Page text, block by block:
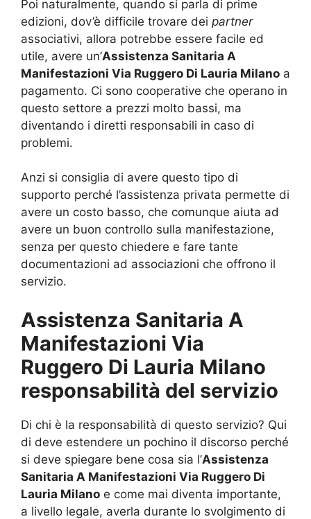
Poi naturalmente, quando si parla di prime
edizioni, dov’è difficile trovare dei partner
associativi, allora potrebbe essere facile ed
utile, avere un’Assistenza Sanitaria A
Manifestazioni Via Ruggero Di Lauria Milano a
pagamento. Ci sono cooperative che operano in
questo settore a prezzi molto bassi, ma
diventando i diretti responsabili in caso di
problemi.
Anzi si consiglia di avere questo tipo di
supporto perché l’assistenza privata permette di
avere un costo basso, che comunque aiuta ad
avere un buon controllo sulla manifestazione,
senza per questo chiedere e fare tante
documentazioni ad associazioni che offrono il
servizio.
Assistenza Sanitaria A
Manifestazioni Via
Ruggero Di Lauria Milano
responsabilità del servizio
Di chi è la responsabilità di questo servizio? Qui
di deve estendere un pochino il discorso perché
si deve spiegare bene cosa sia l’Assistenza
Sanitaria A Manifestazioni Via Ruggero Di
Lauria Milano e come mai diventa importante,
a livello legale, averla durante lo svolgimento di